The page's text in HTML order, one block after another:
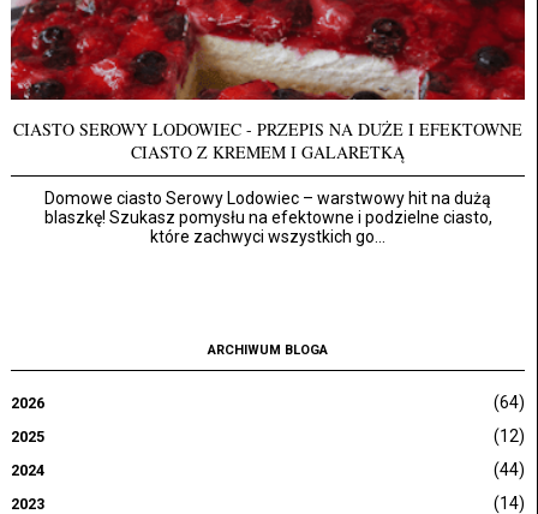
CIASTO SEROWY LODOWIEC - PRZEPIS NA DUŻE I EFEKTOWNE
CIASTO Z KREMEM I GALARETKĄ
Domowe ciasto Serowy Lodowiec – warstwowy hit na dużą
blaszkę! Szukasz pomysłu na efektowne i podzielne ciasto,
które zachwyci wszystkich go...
ARCHIWUM BLOGA
2026 (64)
2025 (12)
2024 (44)
2023 (14)